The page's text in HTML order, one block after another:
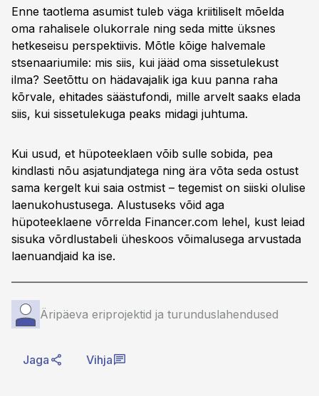
Enne taotlema asumist tuleb väga kriitiliselt mõelda
oma rahalisele olukorrale ning seda mitte üksnes
hetkeseisu perspektiivis. Mõtle kõige halvemale
stsenaariumile: mis siis, kui jääd oma sissetulekust
ilma? Seetõttu on hädavajalik iga kuu panna raha
kõrvale, ehitades säästufondi, mille arvelt saaks elada
siis, kui sissetulekuga peaks midagi juhtuma.
Kui usud, et hüpoteeklaen võib sulle sobida, pea
kindlasti nõu asjatundjatega ning ära võta seda ostust
sama kergelt kui saia ostmist – tegemist on siiski olulise
laenukohustusega. Alustuseks võid aga
hüpoteeklaene võrrelda Financer.com lehel, kust leiad
sisuka võrdlustabeli üheskoos võimalusega arvustada
laenuandjaid ka ise.
Äripäeva eriprojektid ja turunduslahendused
Jaga Vihja